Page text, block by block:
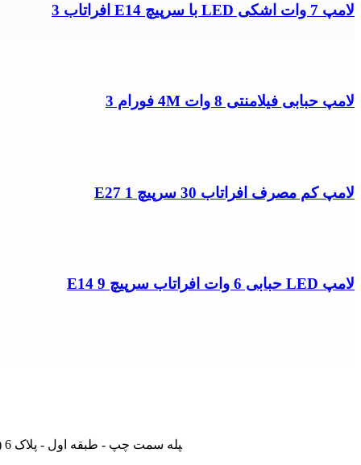
لامپ 7 وات اشکی LED با سرپیچ E14 افراتاب 3
لامپ حبابی فیلامنتی 8 وات 4M فورام 3
لامپ کم مصرف افراتاب 30 سرپیچ E27 1
لامپ LED حبابی 6 وات افراتاب سرپیچ E14 9
تهران - لاله زار نو - جنب بانک ملی - پاساژ درفشان و خوانساری - راه‎پله سمت چپ - طبقه اول - پلاک 6 (بازدید با هماهنگی - از ساعت 9 صبح الی 19) (فقط روزهای غیرتعطیل)